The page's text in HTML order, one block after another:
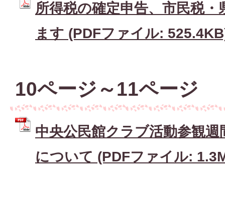
所得税の確定申告、市民税
ます (PDFファイル:
10ページ～11ページ
中央公民館クラブ活動参観
について (PDFファイル: